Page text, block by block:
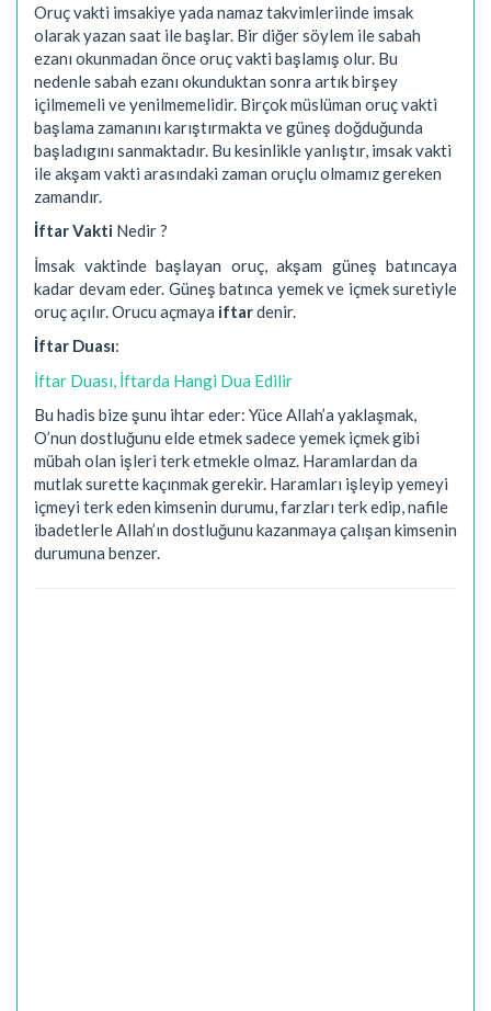
Oruç vakti imsakiye yada namaz takvimleriinde imsak
olarak yazan saat ile başlar. Bir diğer söylem ile sabah
ezanı okunmadan önce oruç vakti başlamış olur. Bu
nedenle sabah ezanı okunduktan sonra artık birşey
içilmemeli ve yenilmemelidir. Birçok müslüman oruç vakti
başlama zamanını karıştırmakta ve güneş doğduğunda
başladıgını sanmaktadır. Bu kesinlikle yanlıştır, imsak vakti
ile akşam vakti arasındaki zaman oruçlu olmamız gereken
zamandır.
İftar Vakti Nedir ?
İmsak vaktinde başlayan oruç, akşam güneş batıncaya
kadar devam eder. Güneş batınca yemek ve içmek suretiyle
oruç açılır. Orucu açmaya iftardenir.
İftar Duası:
İftar Duası, İftarda Hangi Dua Edilir
Bu hadis bize şunu ihtar eder: Yüce Allah’a yaklaşmak,
O’nun dostluğunu elde etmek sadece yemek içmek gibi
mübah olan işleri terk etmekle olmaz. Haramlardan da
mutlak surette kaçınmak gerekir. Haramları işleyip yemeyi
içmeyi terk eden kimsenin durumu, farzları terk edip, nafile
ibadetlerle Allah’ın dostluğunu kazanmaya çalışan kimsenin
durumuna benzer.